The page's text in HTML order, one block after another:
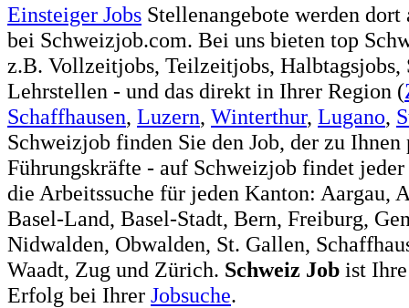
Einsteiger Jobs Stellenangebote werden
bei Schweizjob.com. Bei uns bieten top
z.B. Vollzeitjobs, Teilzeitjobs,
Lehrstellen - und das direkt in Ihrer Region (
Schaffhausen, Luzern, Winterthur, Lugano,
Schweizjob finden Sie den Job, der zu
Führungskräfte - auf Schweizjob findet
die Arbeitssuche für jeden Kanton: Aargau,
Basel-Land, Basel-Stadt, Bern, Freiburg,
Nidwalden, Obwalden, St. Gallen,
Waadt, Zug und Zürich. Schweiz Job ist
Erfolg bei Ihrer Jobsuche.